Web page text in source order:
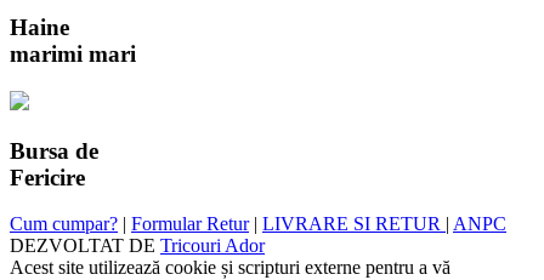
Haine
marimi mari
Bursa de
Fericire
Cum cumpar? | Formular Retur| LIVRARE SI RETUR | ANPC
DEZVOLTAT DE Tricouri Ador
Acest site utilizează cookie și scripturi externe pentru a vă